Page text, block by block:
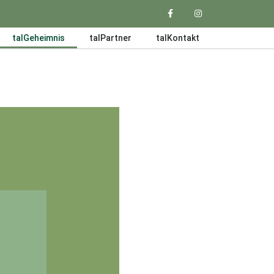
talGeheimnis talPartner talKontakt